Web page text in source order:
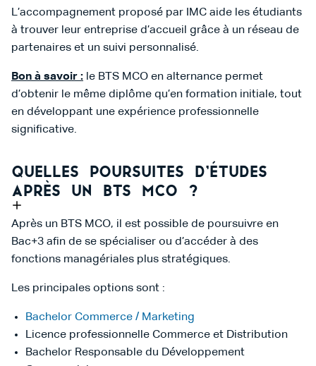
L’accompagnement proposé par IMC aide les étudiants
à trouver leur entreprise d’accueil grâce à un réseau de
partenaires et un suivi personnalisé.
Bon à savoir : le BTS MCO en alternance permet
d’obtenir le même diplôme qu’en formation initiale, tout
en développant une expérience professionnelle
significative.
Quelles poursuites d’études
après un BTS MCO ?
Après un BTS MCO, il est possible de poursuivre en
Bac+3 afin de se spécialiser ou d’accéder à des
fonctions managériales plus stratégiques.
Les principales options sont :
Bachelor Commerce / Marketing
Licence professionnelle Commerce et Distribution
Bachelor Responsable du Développement